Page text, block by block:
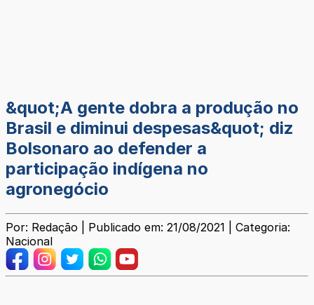
&quot;A gente dobra a produção no
Brasil e diminui despesas&quot; diz
Bolsonaro ao defender a
participação indígena no
agronegócio
Por: Redação | Publicado em: 21/08/2021 | Categoria:
Nacional